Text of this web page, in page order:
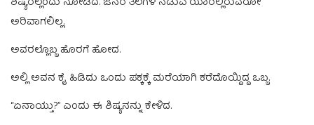
ಅರಿವಾಗಲಿಲ್ಲ.
ಅವರಲ್ಲೊಬ್ಬ ಹೊರಗೆ ಹೋದ.
ಅಲ್ಲಿ ಅವನ ಕೈ ಹಿಡಿದು ಒಂದು ಪಕ್ಕಕ್ಕೆ ಮರೆಯಾಗಿ ಕರೆದೊಯ್ದಿದ್ದ ಒಬ್ಬ.
“ಏನಾಯ್ತು?” ಎಂದು ಈ ಶಿಷ್ಯನನ್ನು ಕೇಳಿದ.